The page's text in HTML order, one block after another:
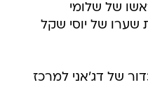
של שלומי
שערו של יוסי שקל
כדור של דג'אני למרכז